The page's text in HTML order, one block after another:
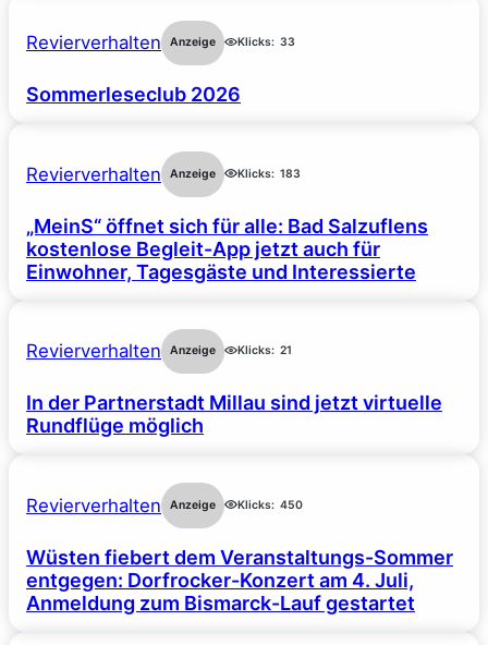
Revierverhalten Anzeige Klicks: 33
Sommerleseclub 2026
Revierverhalten Anzeige Klicks: 183
„MeinS“ öffnet sich für alle: Bad Salzuflens
kostenlose Begleit-App jetzt auch für
Einwohner, Tagesgäste und Interessierte
Revierverhalten Anzeige Klicks: 21
In der Partnerstadt Millau sind jetzt virtuelle
Rundflüge möglich
Revierverhalten Anzeige Klicks: 450
Wüsten fiebert dem Veranstaltungs-Sommer
entgegen: Dorfrocker-Konzert am 4. Juli,
Anmeldung zum Bismarck-Lauf gestartet